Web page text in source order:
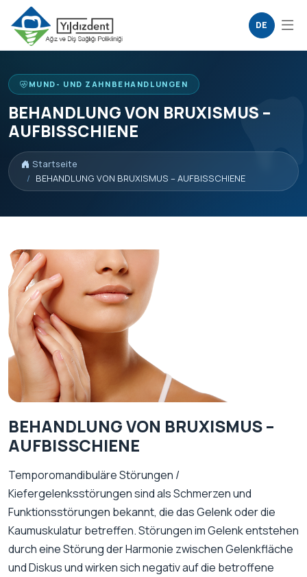
DE
MUND- UND ZAHNBEHANDLUNGEN
BEHANDLUNG VON BRUXISMUS –
AUFBISSCHIENE
Startseite
BEHANDLUNG VON BRUXISMUS – AUFBISSCHIENE
BEHANDLUNG VON BRUXISMUS –
AUFBISSCHIENE
Temporomandibuläre Störungen /
Kiefergelenksstörungen sind als Schmerzen und
Funktionsstörungen bekannt, die das Gelenk oder die
Kaumuskulatur betreffen. Störungen im Gelenk entstehen
durch eine Störung der Harmonie zwischen Gelenkfläche
und Diskus und wirken sich negativ auf die betroffene